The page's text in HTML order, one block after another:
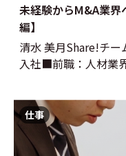
未経験からM&A業界
編】
清水 美月Share!チ
入社■前職：人材
仕事